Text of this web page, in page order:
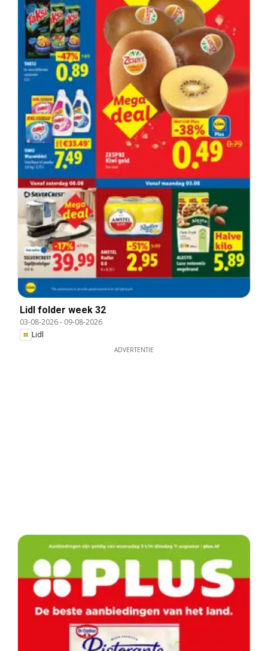
Lidl folder week 32
03-08-2026- 09-08-2026
Lidl
ADVERTENTIE